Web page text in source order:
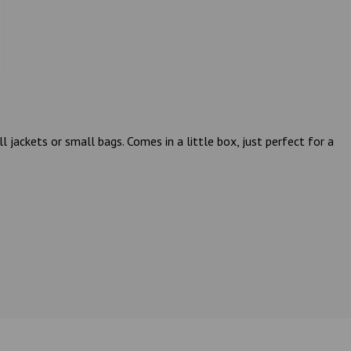
jackets or small bags. Comes in a little box, just perfect for a